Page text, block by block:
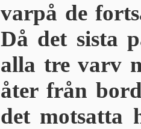
varpå de
Då det sista
alla tre varv
åter från
det motsatta